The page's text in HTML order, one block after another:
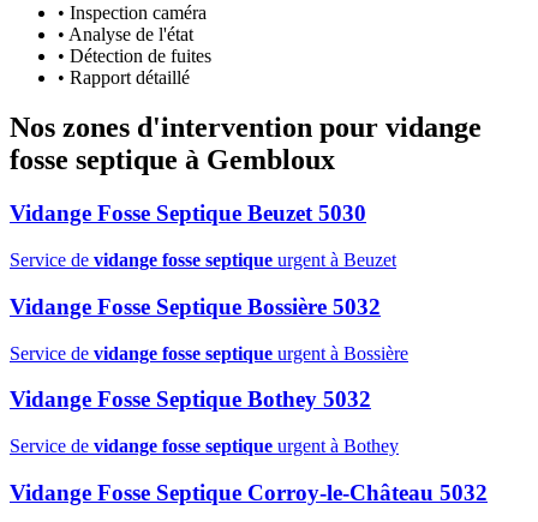
• Inspection caméra
• Analyse de l'état
• Détection de fuites
• Rapport détaillé
Nos zones d'intervention pour vidange
fosse septique à Gembloux
Vidange Fosse Septique Beuzet 5030
Service de vidange fosse septique urgent à Beuzet
Vidange Fosse Septique Bossière 5032
Service de vidange fosse septique urgent à Bossière
Vidange Fosse Septique Bothey 5032
Service de vidange fosse septique urgent à Bothey
Vidange Fosse Septique Corroy-le-Château 5032